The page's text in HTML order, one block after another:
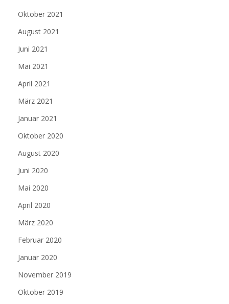
Oktober 2021
August 2021
Juni 2021
Mai 2021
April 2021
März 2021
Januar 2021
Oktober 2020
August 2020
Juni 2020
Mai 2020
April 2020
März 2020
Februar 2020
Januar 2020
November 2019
Oktober 2019